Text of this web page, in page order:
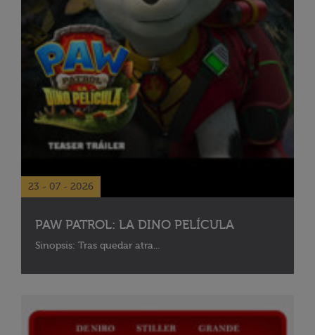
23 - 07 - 2026
PAW PATROL: LA DINO PELÍCULA
Sinopsis: Tras quedar atra...